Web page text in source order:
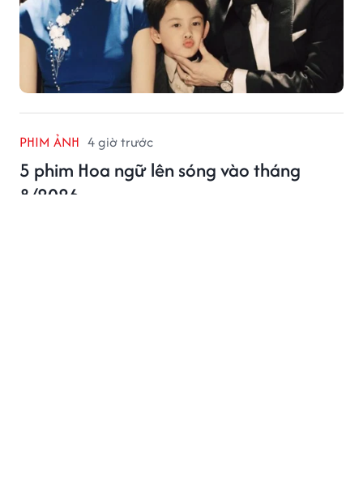
PHIM ẢNH 4 giờ trước
5 phim Hoa ngữ lên sóng vào tháng
8/2026